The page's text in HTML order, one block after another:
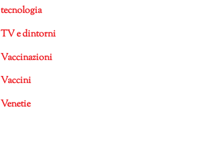
tecnologia
TV e dintorni
Vaccinazioni
Vaccini
Venetie